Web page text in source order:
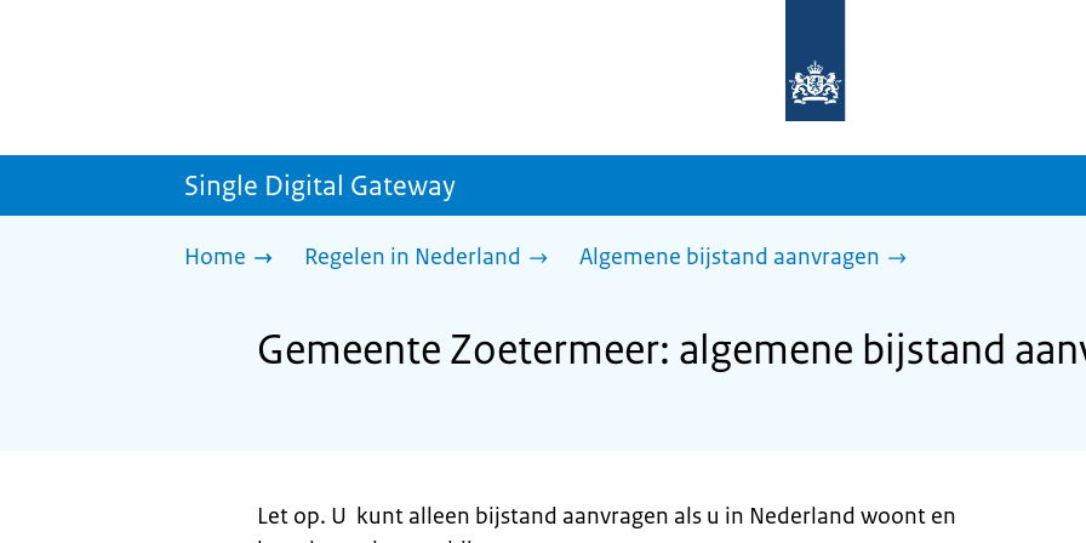
homepage
sdg.rijksoverheid.nl
Single Digital Gateway
Home Regelen in Nederland Algemene bijstand aanvragen
Gemeente Zoetermeer: algemene bijstand
Let op. U kunt alleen bijstand aanvragen als u in Nederland woont en